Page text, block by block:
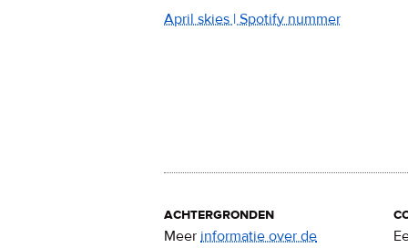
April skies | Spotify nummer
achtergronden
Meer informatie over de